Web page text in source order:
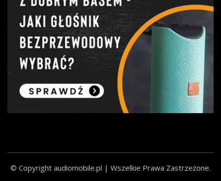
© Copyright audiomobile.pl | Wszelkie Prawa Zastrzeżone.